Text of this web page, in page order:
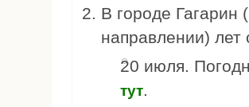
В городе Гагарин
направлении) лет
20 июля.
тут